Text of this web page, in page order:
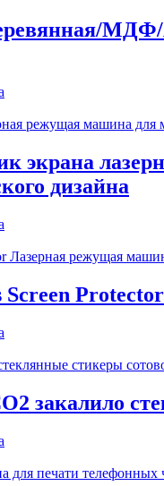
экрана
дизайна
Screen
закалило